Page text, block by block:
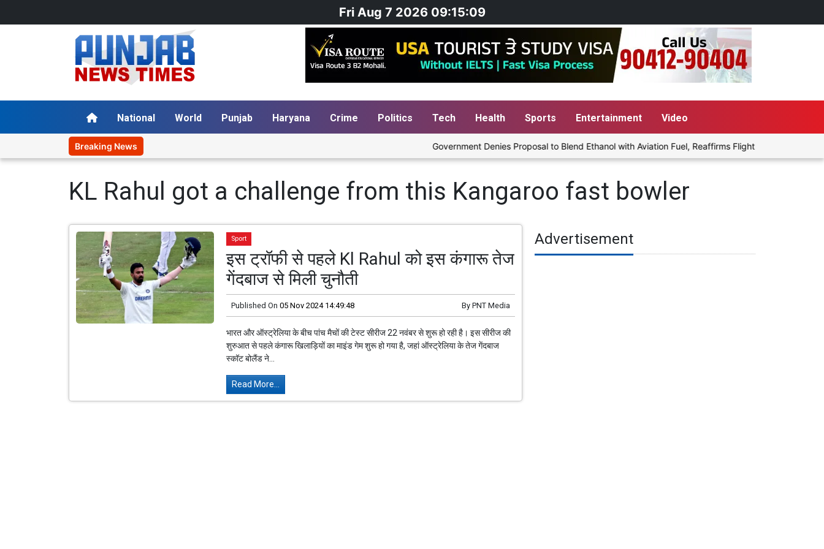
Fri Aug 7 2026 09:15:10
National World Punjab Haryana Crime Politics Tech Health Sports Entertainment Video
Breaking News Government Denies Proposal to Blend Ethanol with Aviation Fuel, Reaffirms Flight Safety Focus
KL Rahul got a challenge from this Kangaroo fast bowler
Sport
इस ट्रॉफी से पहले Kl Rahul को इस कंगारू तेज
गेंदबाज से मिली चुनौती
Published On 05 Nov 2024 14:49:48 By PNT Media
भारत और ऑस्ट्रेलिया के बीच पांच मैचों की टेस्ट सीरीज 22 नवंबर से शुरू हो रही है। इस सीरीज की
शुरुआत से पहले कंगारू खिलाड़ियों का माइंड गेम शुरू हो गया है, जहां ऑस्ट्रेलिया के तेज गेंदबाज
स्कॉट बोलैंड ने...
Read More...
Advertisement